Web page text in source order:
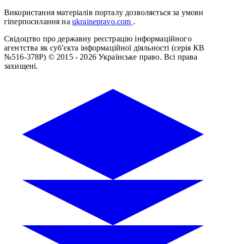
Використання матеріалів порталу дозволяється за умови
гіперпосилання на ukrainepravo.com .
Свідоцтво про державну реєстрацію інформаційного
агентства як суб'єкта інформаційної діяльності (серія КВ
№516-378Р) © 2015 - 2026 Українське право. Всі права
захищені.